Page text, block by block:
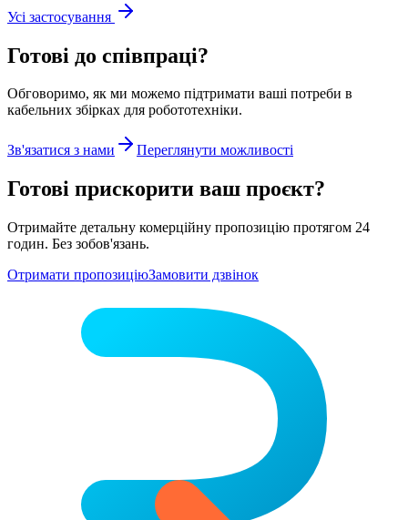
Усі застосування
Готові до співпраці?
Обговоримо, як ми можемо підтримати ваші потреби в
кабельних збірках для робототехніки.
Зв'язатися з нами Переглянути можливості
Готові прискорити ваш проєкт?
Отримайте детальну комерційну пропозицію протягом 24
годин. Без зобов'язань.
Отримати пропозиціюЗамовити дзвінок